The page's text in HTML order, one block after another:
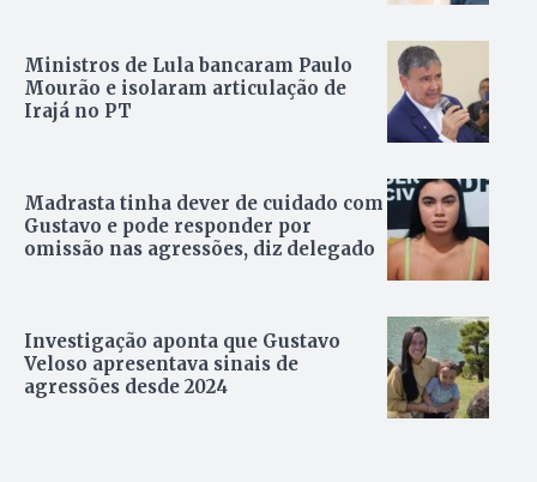
Ministros de Lula bancaram Paulo
Mourão e isolaram articulação de
Irajá no PT
Madrasta tinha dever de cuidado com
Gustavo e pode responder por
omissão nas agressões, diz delegado
Investigação aponta que Gustavo
Veloso apresentava sinais de
agressões desde 2024